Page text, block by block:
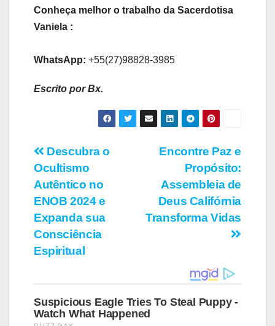
Conheça melhor o trabalho da Sacerdotisa
Vaniela :
WhatsApp: +55(27)98828-3985
Escrito por Bx.
Navegação
de
Post
Encontre Paz e
Propósito:
Assembleia de
Deus Califórnia
Transforma Vidas
Descubra o
Ocultismo
Autêntico no
ENOB 2024 e
Expanda sua
Consciência
Espiritual